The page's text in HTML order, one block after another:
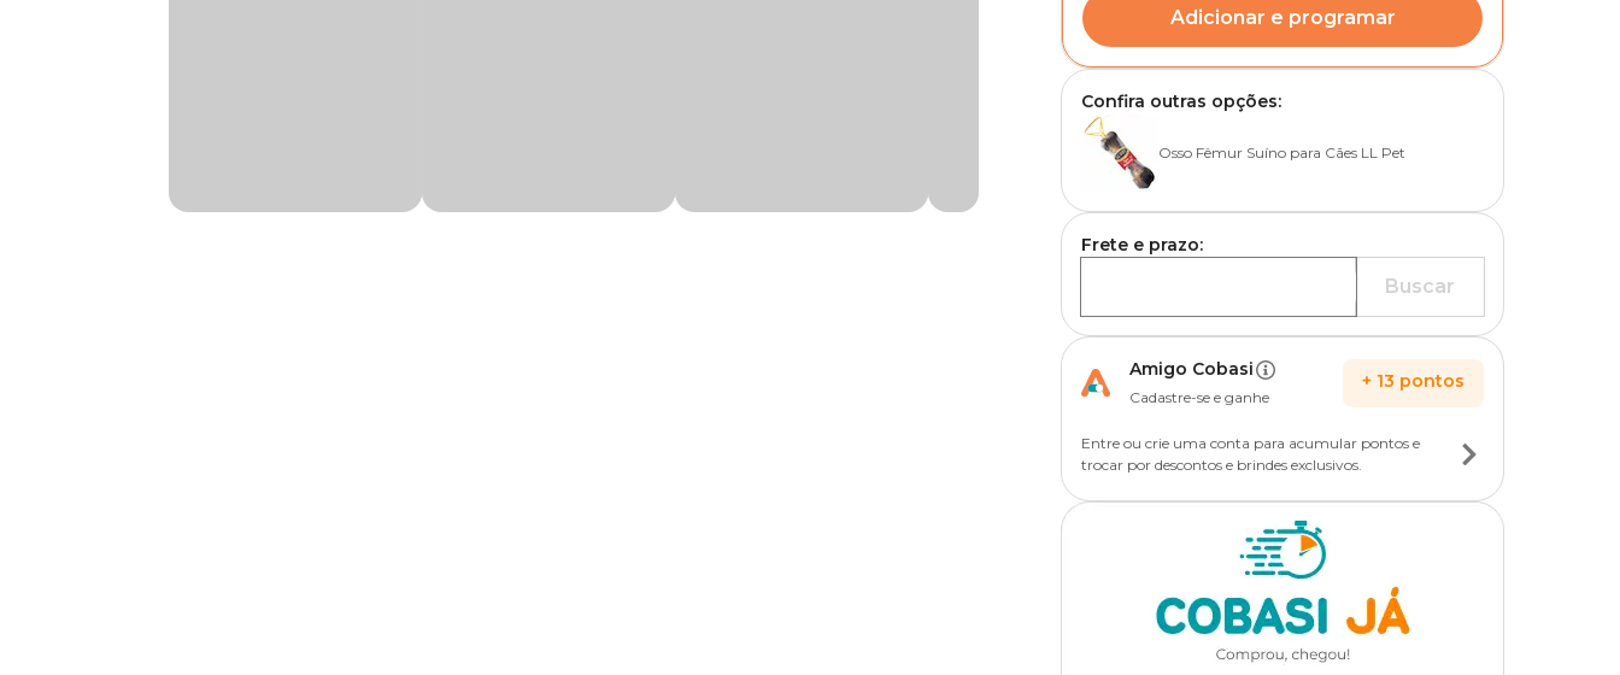
Adicionar e programar
Confira outras opções:
Osso Fêmur Suíno para Cães LL Pet
Frete e prazo:
Buscar
Amigo Cobasi
Cadastre-se e ganhe
+ 13 pontos
Entre ou crie uma conta para acumular pontos e
trocar por descontos e brindes exclusivos.